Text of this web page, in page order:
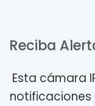
Reciba
Esta cámara
notificaciones